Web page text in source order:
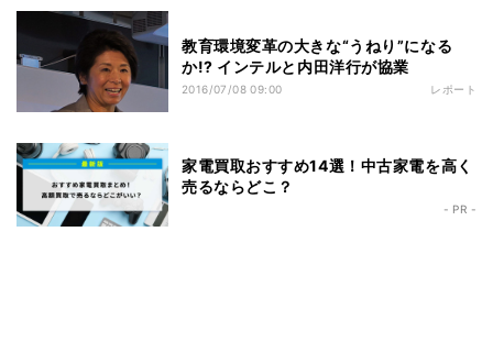
教育環境変革の大きな“うねり”になる
か!? インテルと内田洋行が協業
2016/07/08 09:00 レポート
家電買取おすすめ14選！中古家電を高く
売るならどこ？
- PR -